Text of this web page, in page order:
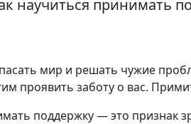
научиться принимать
мир и решать чужие
проявить заботу о вас.
поддержку — это признак